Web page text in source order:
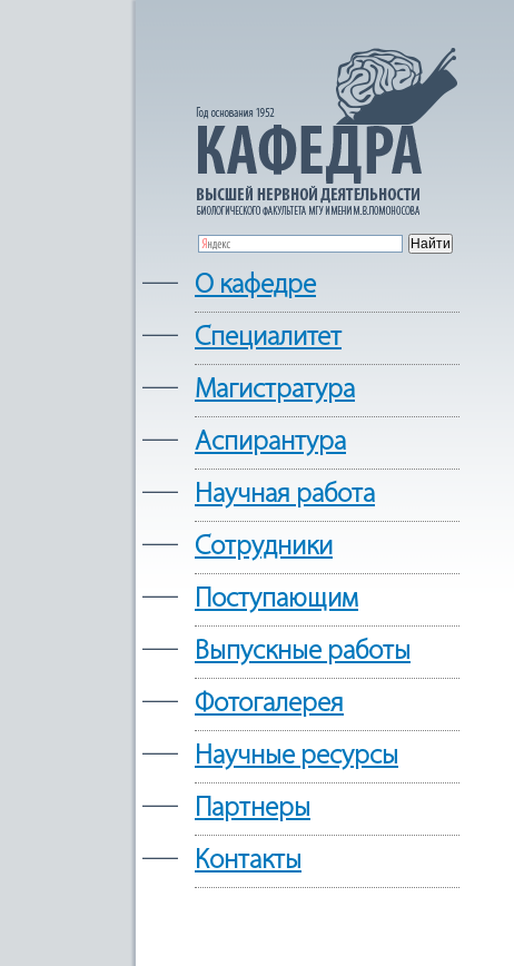
— О кафедре
— Cпециалитет
— Магистратура
— Аспирантура
— Научная работа
— Сотрудники
— Поступающим
— Выпускные работы
— Фотогалерея
— Научные ресурсы
— Партнеры
— Контакты